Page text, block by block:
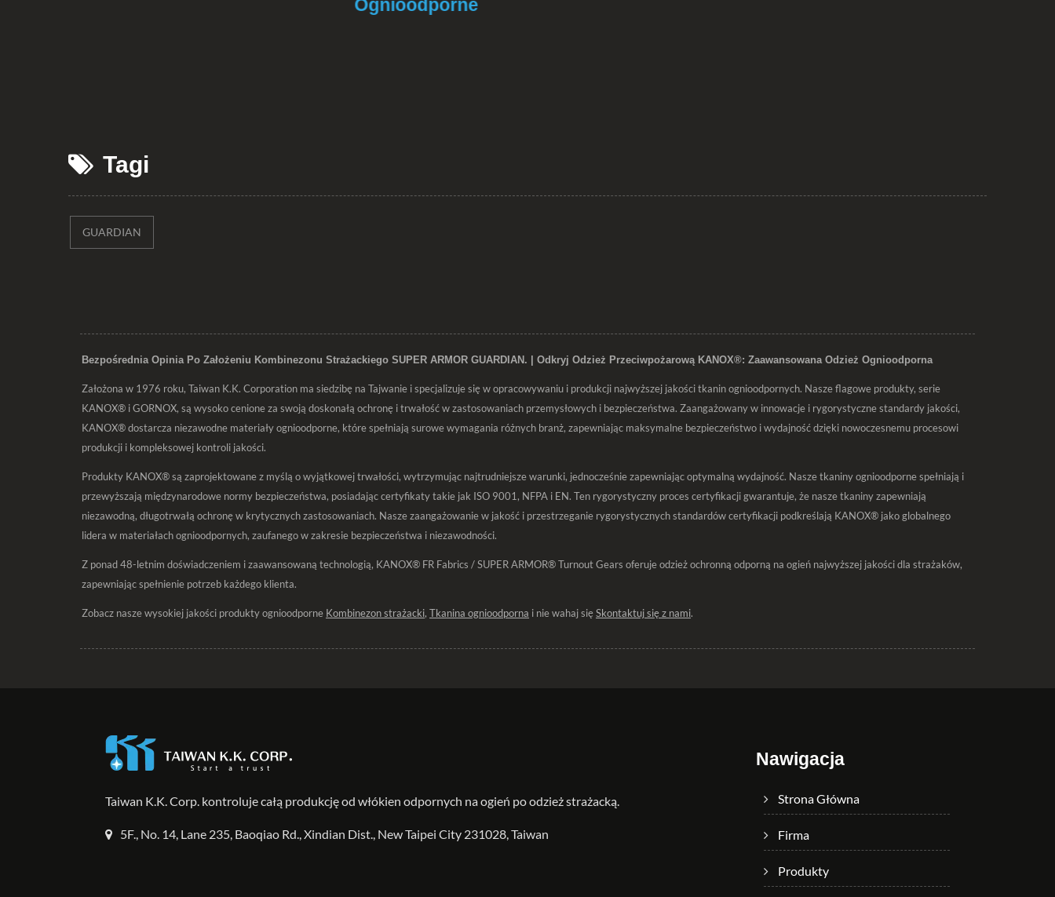
Ognioodporne
Tagi
GUARDIAN
Bezpośrednia Opinia Po Założeniu Kombinezonu Strażackiego SUPER ARMOR GUARDIAN. | Odkryj Odzież Przeciwpożarową KANOX®: Zaawansowana Odzież Ognioodporna
Założona w 1976 roku, Taiwan K.K. Corporation ma siedzibę na Tajwanie i specjalizuje się w opracowywaniu i produkcji najwyższej jakości tkanin ognioodpornych. Nasze flagowe produkty, serie
KANOX® i GORNOX, są wysoko cenione za swoją doskonałą ochronę i trwałość w zastosowaniach przemysłowych i bezpieczeństwa. Zaangażowany w innowacje i rygorystyczne standardy jakości,
KANOX® dostarcza niezawodne materiały ognioodporne, które spełniają surowe wymagania różnych branż, zapewniając maksymalne bezpieczeństwo i wydajność dzięki nowoczesnemu procesowi
produkcji i kompleksowej kontroli jakości.
Produkty KANOX® są zaprojektowane z myślą o wyjątkowej trwałości, wytrzymując najtrudniejsze warunki, jednocześnie zapewniając optymalną wydajność. Nasze tkaniny ognioodporne spełniają i
przewyższają międzynarodowe normy bezpieczeństwa, posiadając certyfikaty takie jak ISO 9001, NFPA i EN. Ten rygorystyczny proces certyfikacji gwarantuje, że nasze tkaniny zapewniają
niezawodną, długotrwałą ochronę w krytycznych zastosowaniach. Nasze zaangażowanie w jakość i przestrzeganie rygorystycznych standardów certyfikacji podkreślają KANOX® jako globalnego
lidera w materiałach ognioodpornych, zaufanego w zakresie bezpieczeństwa i niezawodności.
Z ponad 48-letnim doświadczeniem i zaawansowaną technologią, KANOX® FR Fabrics / SUPER ARMOR® Turnout Gears oferuje odzież ochronną odporną na ogień najwyższej jakości dla strażaków,
zapewniając spełnienie potrzeb każdego klienta.
Zobacz nasze wysokiej jakości produkty ognioodporne Kombinezon strażacki, Tkanina ognioodporna i nie wahaj sięSkontaktuj się z nami.
Taiwan K.K. Corp. kontroluje całą produkcję od włókien odpornych na ogień po odzież strażacką.
5F., No. 14, Lane 235, Baoqiao Rd., Xindian Dist., New Taipei City 231028, Taiwan
Nawigacja
Strona Główna
Firma
Produkty